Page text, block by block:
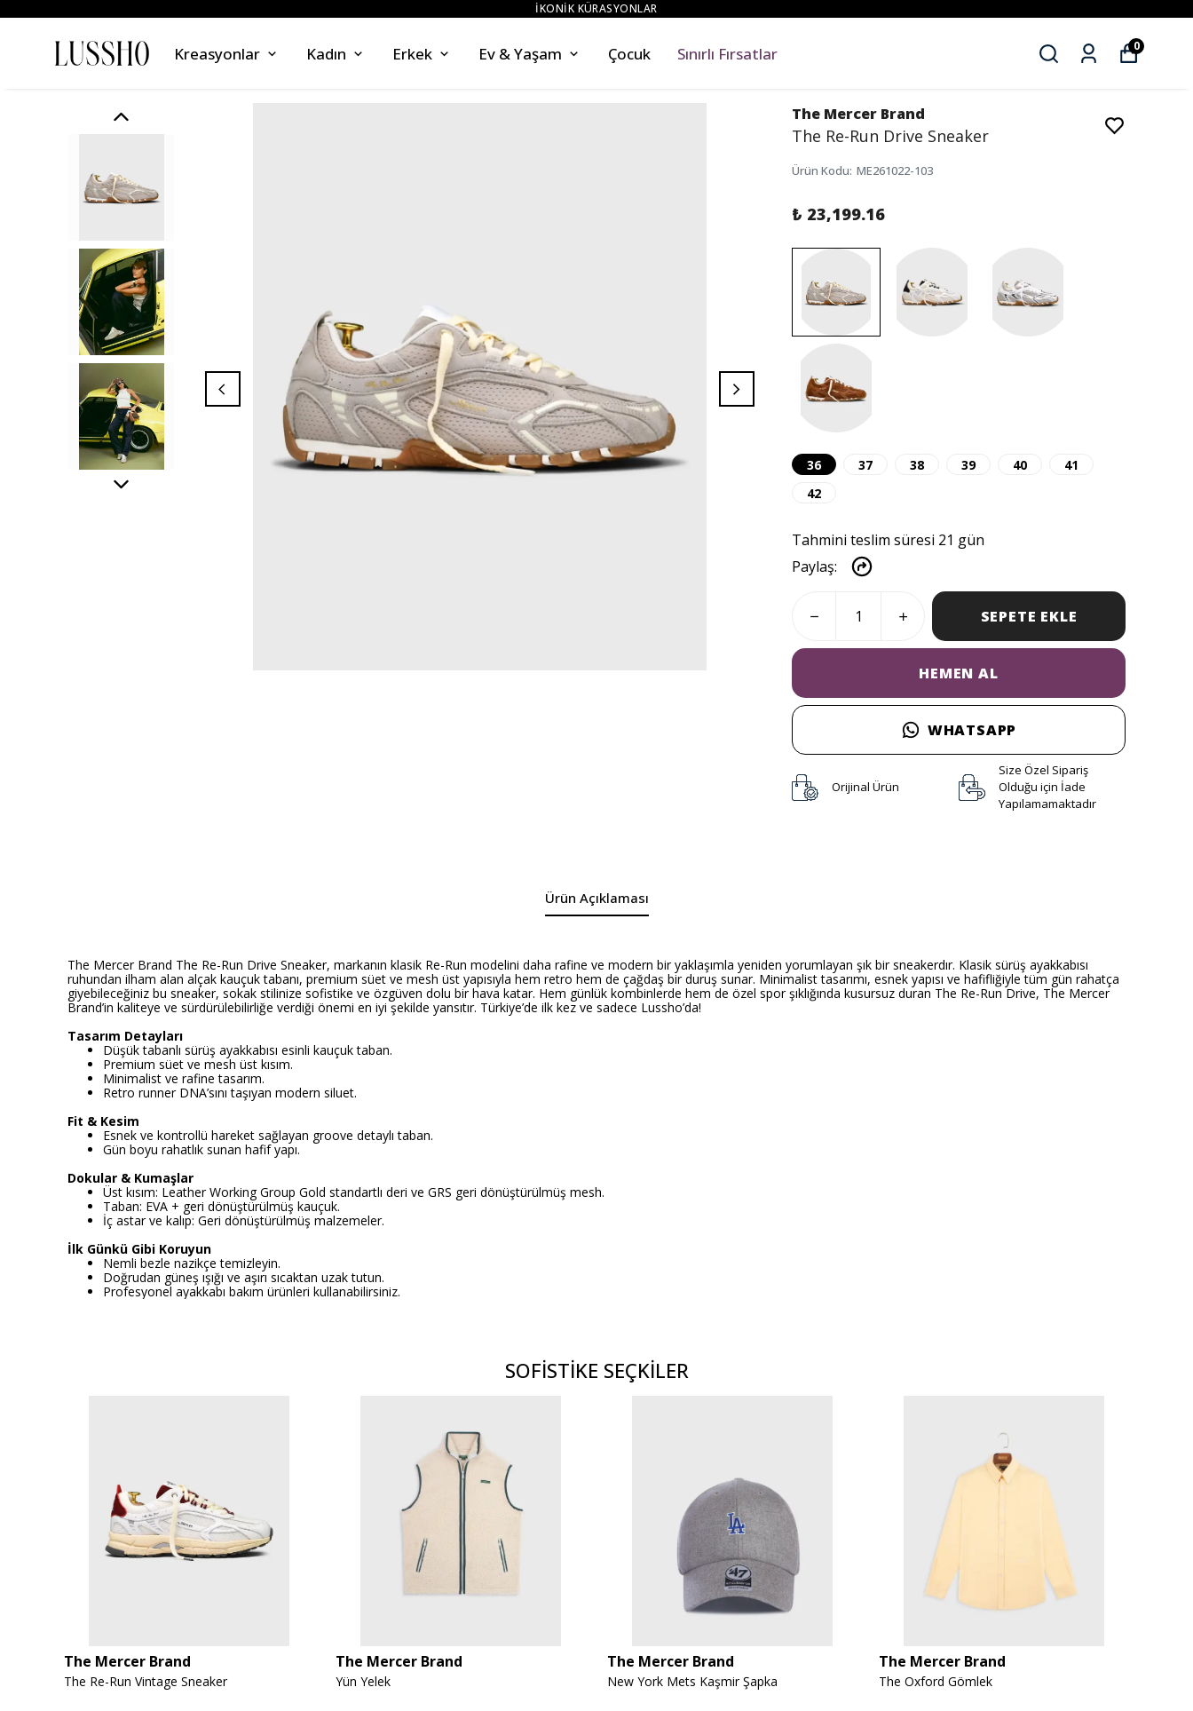
ZAHMETSİZ STİL
Kreasyonlar Kadın Erkek Ev & Yaşam Çocuk Sınırlı Fırsatlar 0
The Mercer Brand
The Re-Run Drive Sneaker
Ürün Kodu: ME261022-103
₺ 23,199.16
36 37 38 39 40
41
42
Tahmini teslim süresi 21 gün
Paylaş:
SEPETE EKLE
HEMEN AL
WHATSAPP
Orijinal Ürün
Size Özel Sipariş
Olduğu için İade
Yapılamamaktadır
Ürün Açıklaması
The Mercer Brand The Re-Run Drive Sneaker, markanın klasik Re-Run modelini daha rafine ve modern bir yaklaşımla yeniden yorumlayan şık bir sneakerdır. Klasik sürüş ayakkabısı
ruhundan ilham alan alçak kauçuk tabanı, premium süet ve mesh üst yapısıyla hem retro hem de çağdaş bir duruş sunar. Minimalist tasarımı, esnek yapısı ve hafifliğiyle tüm gün rahatça
giyebileceğiniz bu sneaker, sokak stilinize sofistike ve özgüven dolu bir hava katar. Hem günlük kombinlerde hem de özel spor şıklığında kusursuz duran The Re-Run Drive, The Mercer
Brand’in kaliteye ve sürdürülebilirliğe verdiği önemi en iyi şekilde yansıtır. Türkiye’de ilk kez ve sadece Lussho’da!
Tasarım Detayları
Düşük tabanlı sürüş ayakkabısı esinli kauçuk taban.
Premium süet ve mesh üst kısım.
Minimalist ve rafine tasarım.
Retro runner DNA’sını taşıyan modern siluet.
Fit & Kesim
Esnek ve kontrollü hareket sağlayan groove detaylı taban.
Gün boyu rahatlık sunan hafif yapı.
Dokular & Kumaşlar
Üst kısım: Leather Working Group Gold standartlı deri ve GRS geri dönüştürülmüş mesh.
Taban: EVA + geri dönüştürülmüş kauçuk.
İç astar ve kalıp: Geri dönüştürülmüş malzemeler.
İlk Günkü Gibi Koruyun
Nemli bezle nazikçe temizleyin.
Doğrudan güneş ışığı ve aşırı sıcaktan uzak tutun.
Profesyonel ayakkabı bakım ürünleri kullanabilirsiniz.
SOFİSTİKE SEÇKİLER
The Mercer Brand
The Re-Run Vintage Sneaker
The Mercer Brand
Yün Yelek
The Mercer Brand
New York Mets Kaşmir Şapka
The Mercer Brand
The Oxford Gömlek